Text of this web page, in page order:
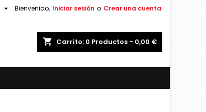
Bienvenido, Iniciar sesión o Crear una cuenta

shopping_cart Carrito: 0 Productos - 0,00 €